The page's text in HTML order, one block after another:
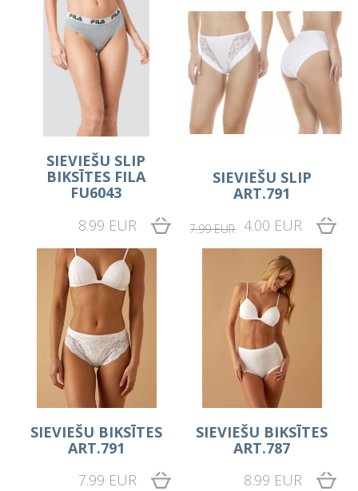
SIEVIEŠU SLIP
BIKSĪTES FILA
FU6043
8.99 EUR
SIEVIEŠU SLIP
ART.791
7.99 EUR 4.00 EUR
SIEVIEŠU BIKSĪTES
ART.791
7.99 EUR
SIEVIEŠU BIKSĪTES
ART.787
8.99 EUR